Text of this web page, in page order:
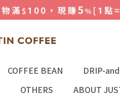
COFFEE BEAN DRIP-
OTHERS ABOUT